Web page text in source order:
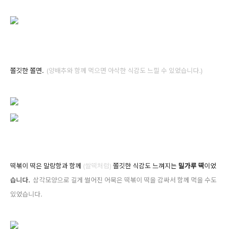
쫄깃한 쫄면. (양배추와 함께 먹으면 아삭한 식감도 느낄 수 있었습니다.)
떡볶이 떡은 말랑함과 함께 (쌀떡처럼) 쫄깃한 식감도 느껴지는 밀가루 떡이었
습니다. 삼각모양으로 길게 썰어진 어묵은 떡볶이 떡을 감싸서 함께 먹을 수도
있었습니다.